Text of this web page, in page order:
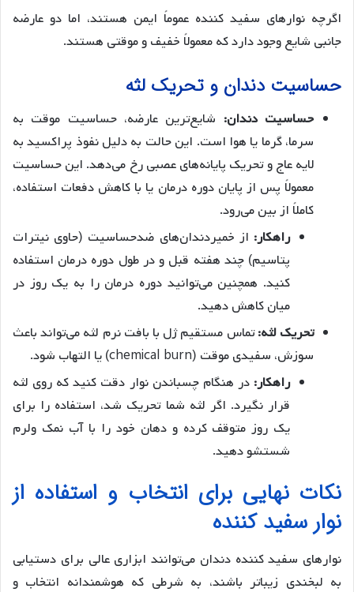
اگرچه نوارهای سفید کننده عموماً ایمن هستند، اما دو عارضه
جانبی شایع وجود دارد که معمولاً خفیف و موقتی هستند.
حساسیت دندان و تحریک لثه
حساسیت دندان: شایع‌ترین عارضه، حساسیت موقت به
سرما، گرما یا هوا است. این حالت به دلیل نفوذ پراکسید به
لایه عاج و تحریک پایانه‌های عصبی رخ می‌دهد. این حساسیت
معمولاً پس از پایان دوره درمان یا با کاهش دفعات استفاده،
کاملاً از بین می‌رود.
راهکار: از خمیردندان‌های ضدحساسیت (حاوی نیترات
پتاسیم) چند هفته قبل و در طول دوره درمان استفاده
کنید. همچنین می‌توانید دوره درمان را به یک روز در
میان کاهش دهید.
تحریک لثه:تماس مستقیم ژل با بافت نرم لثه می‌تواند باعث
سوزش، سفیدی موقت (chemical burn) یا التهاب شود.
راهکار: در هنگام چسباندن نوار دقت کنید که روی لثه
قرار نگیرد. اگر لثه شما تحریک شد، استفاده را برای
یک روز متوقف کرده و دهان خود را با آب نمک ولرم
شستشو دهید.
نکات نهایی برای انتخاب و استفاده از
نوار سفید کننده
نوارهای سفید کننده دندان می‌توانند ابزاری عالی برای دستیابی
به لبخندی زیباتر باشند، به شرطی که هوشمندانه انتخاب و